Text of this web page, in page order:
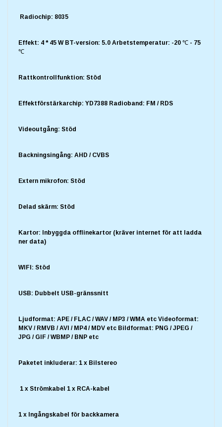
Radiochip: 8035
Effekt: 4 * 45 W BT-version: 5.0 Arbetstemperatur: -20 ℃ - 75
℃
Rattkontrollfunktion: Stöd
Effektförstärkarchip: YD7388 Radioband: FM / RDS
Videoutgång: Stöd
Backningsingång: AHD / CVBS
Extern mikrofon: Stöd
Delad skärm: Stöd
Kartor: Inbyggda offlinekartor (kräver internet för att ladda
ner data)
WIFI: Stöd
USB: Dubbelt USB-gränssnitt
Ljudformat: APE / FLAC / WAV / MP3 / WMA etc Videoformat:
MKV / RMVB / AVI / MP4 / MDV etc Bildformat: PNG / JPEG /
JPG / GIF / WBMP / BNP etc
Paketet inkluderar: 1 x Bilstereo
1 x Strömkabel 1 x RCA-kabel
1 x Ingångskabel för backkamera